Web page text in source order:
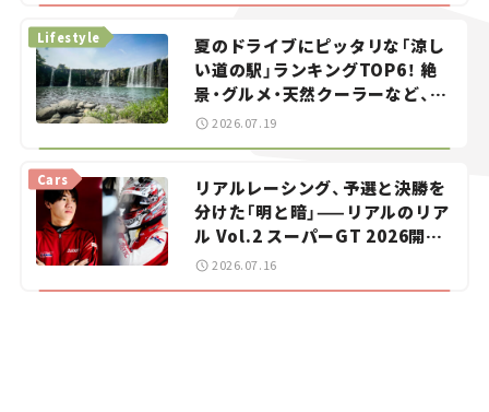
夏のドライブにピッタリな「涼し
い道の駅」ランキングTOP6！ 絶
景・グルメ・天然クーラーなど、避
暑におすすめのスポットを紹介
Lifestyle
2026.07.19
リアルレーシング、予選と決勝を
分けた「明と暗」——リアルのリア
ル Vol.2 スーパーGT 2026開幕
戦 岡山国際サーキット
Cars
2026.07.16